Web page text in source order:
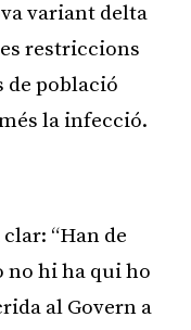
variant delta
restriccions
de població
la infecció.
“Han de
no hi ha qui ho
al Govern a